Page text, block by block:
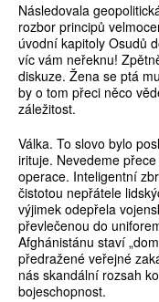
Následovala
rozbor principů
úvodní kapitoly Osudů
víc vám neřeknu!
diskuze. Žena se ptá
by o tom přeci něco
záležitost.
Válka. To slovo bylo
irituje. Nevedeme
operace. Inteligentní
čistotou nepřátele
výjimek odepřela
převlečenou do
Afghánistánu staví
předražené veřejné
nás skandální rozsah
bojeschopnost.